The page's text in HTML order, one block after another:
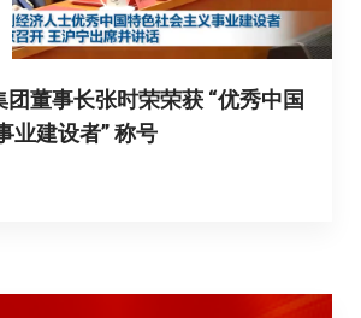
团董事长张时荣荣获 “优秀中国
业建设者” 称号